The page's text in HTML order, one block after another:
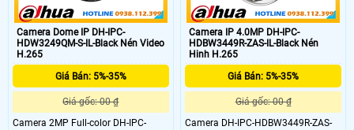
Camera Dome IP DH-IPC-
HDW3249QM-S-IL-Black Nén Video
H.265
Giá Bán: 5%-35%
Giá gốc: 00 ₫
Camera 2MP Full-color DH-IPC-
Camera IP 4.0MP DH-IPC-
HDBW3449R-ZAS-IL-Black Nén
Hinh H.265
Giá Bán: 5%-35%
Giá gốc: 00 ₫
Camera DH-IPC-HDBW3449R-ZAS-